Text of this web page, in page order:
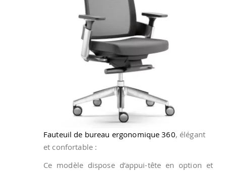
Fauteuil de bureau ergonomique 360, élégant
et confortable :
Ce modèle dispose d’appui-tête en option et